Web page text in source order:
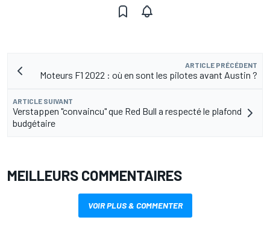
ARTICLE PRÉCÉDENT
Moteurs F1 2022 : où en sont les pilotes avant Austin ?
ARTICLE SUIVANT
Verstappen "convaincu" que Red Bull a respecté le plafond
budgétaire
MEILLEURS COMMENTAIRES
VOIR PLUS & COMMENTER